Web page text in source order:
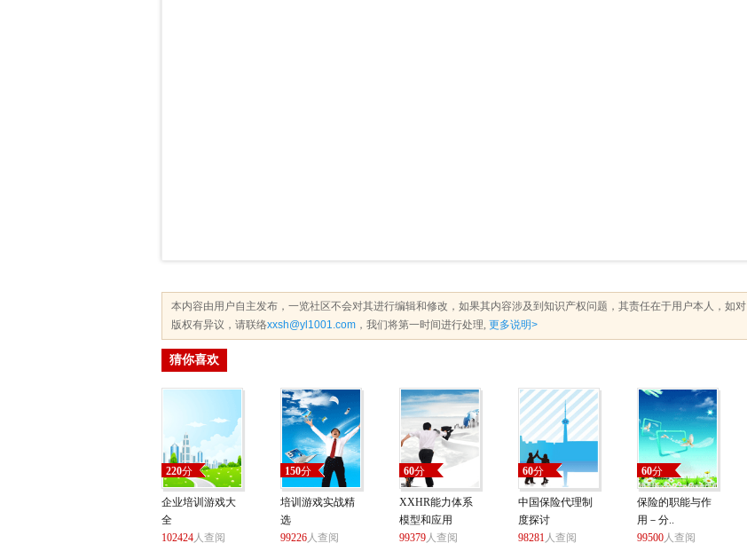
本内容由用户自主发布，一览社区不会对其进行编辑和修改，如果其内容涉及到知识产权问题，其责任在于用户本人，如对
版权有异议，请联络xxsh@yl1001.com ，我们将第一时间进行处理, 更多说明>
猜你喜欢
220分
企业培训游戏大
全
102424人查阅
150分
培训游戏实战精
选
99226人查阅
60分
XXHR能力体系
模型和应用
99379人查阅
60分
中国保险代理制
度探讨
98281人查阅
60分
保险的职能与作
用－分..
99500人查阅